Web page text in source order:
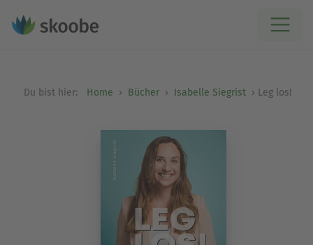
Du bist hier: Home Bücher Isabelle Siegrist Leg los!